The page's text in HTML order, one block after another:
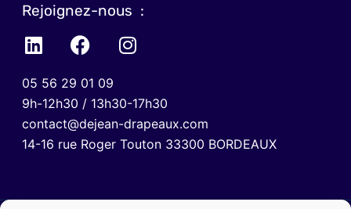
Rejoignez-nous :
05 56 29 01 09
9h-12h30 / 13h30-17h30
contact@dejean-drapeaux.com
14-16 rue Roger Touton 33300 BORDEAUX